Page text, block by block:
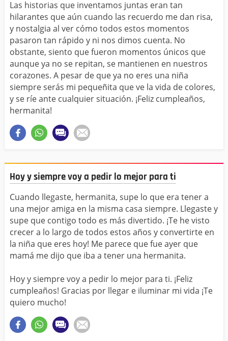
Las historias que inventamos juntas eran tan
hilarantes que aún cuando las recuerdo me dan risa,
y nostalgia al ver cómo todos estos momentos
pasaron tan rápido y ni nos dimos cuenta. No
obstante, siento que fueron momentos únicos que
aunque ya no se repitan, se mantienen en nuestros
corazones. A pesar de que ya no eres una niña
siempre serás mi pequeñita que ve la vida de colores,
y se ríe ante cualquier situación. ¡Feliz cumpleaños,
hermanita!
Hoy y siempre voy a pedir lo mejor para ti
Cuando llegaste, hermanita, supe lo que era tener a
una mejor amiga en la misma casa siempre. Llegaste y
supe que contigo todo es más divertido. ¡Te he visto
crecer a lo largo de todos estos años y convertirte en
la niña que eres hoy! Me parece que fue ayer que
mamá me dijo que iba a tener una hermanita.
Hoy y siempre voy a pedir lo mejor para ti. ¡Feliz
cumpleaños! Gracias por llegar e iluminar mi vida ¡Te
quiero mucho!